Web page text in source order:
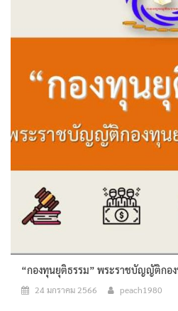
“กองทุนยุติธรรม” พระราชบัญญัติกอ
24 มกราคม 2566 peach1980